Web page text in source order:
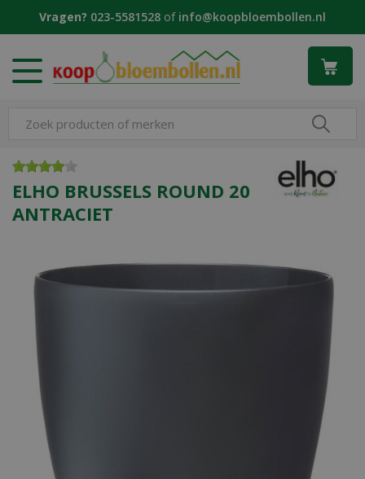
Vragen? 023-5581528 of info@koopbloembollen.nl
ELHO BRUSSELS ROUND 20
ANTRACIET